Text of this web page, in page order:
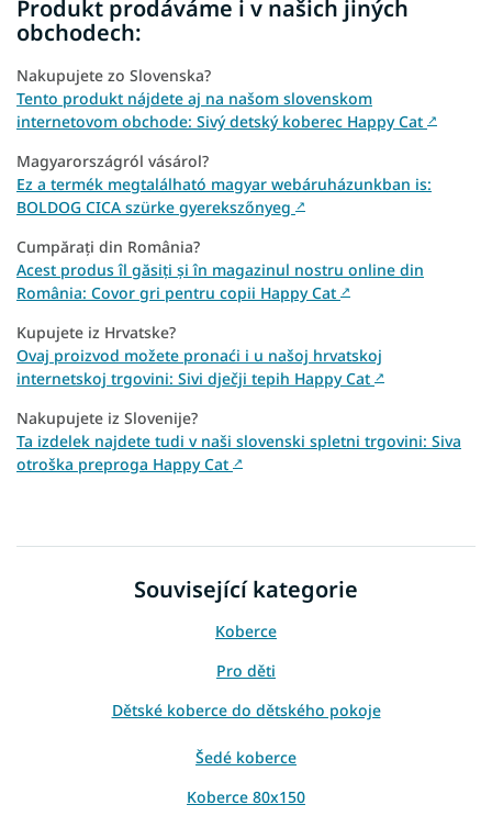
Produkt prodáváme i v našich jiných
obchodech:
Nakupujete zo Slovenska?
Tento produkt nájdete aj na našom slovenskom
internetovom obchode: Sivý detský koberec Happy Cat ↗
Magyarországról vásárol?
Ez a termék megtalálható magyar webáruházunkban is:
BOLDOG CICA szürke gyerekszőnyeg ↗
Cumpărați din România?
Acest produs îl găsiți și în magazinul nostru online din
România: Covor gri pentru copii Happy Cat ↗
Kupujete iz Hrvatske?
Ovaj proizvod možete pronaći i u našoj hrvatskoj
internetskoj trgovini: Sivi dječji tepih Happy Cat ↗
Nakupujete iz Slovenije?
Ta izdelek najdete tudi v naši slovenski spletni trgovini: Siva
otroška preproga Happy Cat ↗
Související kategorie
Koberce
Pro děti
Dětské koberce do dětského pokoje
Šedé koberce
Koberce 80x150